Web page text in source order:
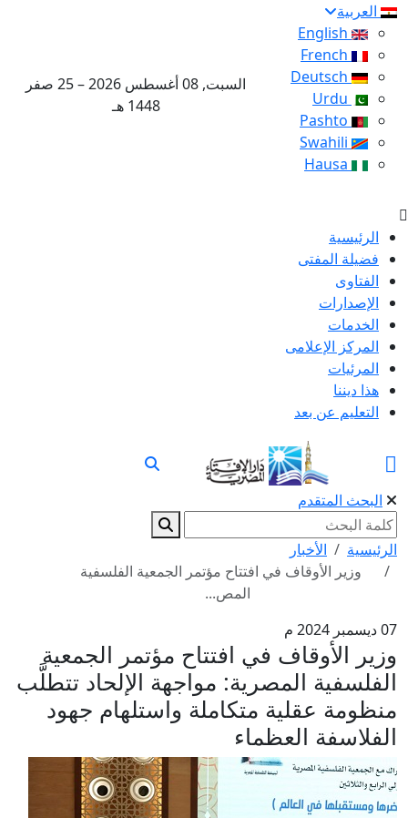
العربية
السبت, 08 أغسطس 2026 – 25 صفر
1448 هـ
الرئيسية
فضيلة المفتى
الفتاوى
الإصدارات
الخدمات
المركز الإعلامى
المرئيات
هذا ديننا
التعليم عن بعد
البحث المتقدم
الرئيسية
الأخبار
وزير الأوقاف في افتتاح مؤتمر الجمعية الفلسفية
المص...
07 ديسمبر 2024 م
وزير الأوقاف في افتتاح مؤتمر الجمعية
الفلسفية المصرية: مواجهة الإلحاد تتطلَّب
منظومة عقلية متكاملة واستلهام جهود
الفلاسفة العظماء